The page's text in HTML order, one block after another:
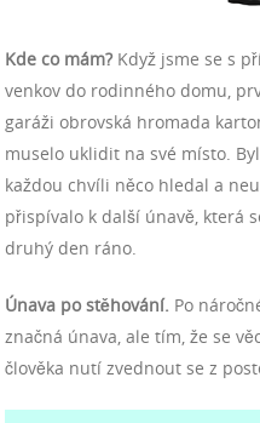
Kde co mám? Když jsme se s
venkov do rodinného domu,
garáži obrovská hromada
muselo uklidit na své místo.
každou chvíli něco hledal a
přispívalo k další únavě, která
druhý den ráno.
Únava po stěhování. Po
značná únava, ale tím, že se
člověka nutí zvednout se z